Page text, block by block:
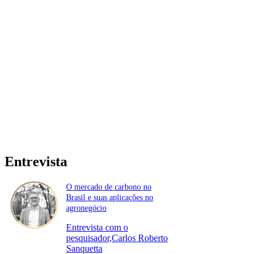
Entrevista
O mercado de carbono no
Brasil e suas aplicações no
agronegócio
Entrevista com o
pesquisador,Carlos Roberto
Sanquetta